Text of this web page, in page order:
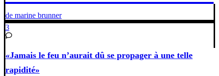
de marine brunner
3
«Jamais le feu n’aurait dû se propager à une telle
rapidité»